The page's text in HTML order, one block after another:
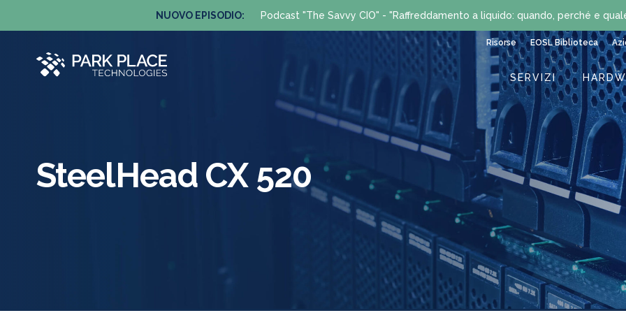
NUOVO EPISODIO: Podcast "The Savvy CIO" - "Raffreddamento a liquido: quando, perché e
Risorse EOSL Biblioteca
SERVIZI
SteelHead CX 520